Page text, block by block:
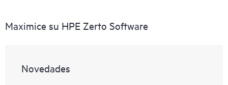
Maximice su HPE Zerto Software
Novedades